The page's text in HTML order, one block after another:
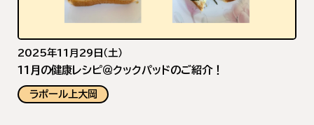
2025年11月29日（土）
11月の健康レシピ＠クックパッドのご紹介！
ラポール上大岡